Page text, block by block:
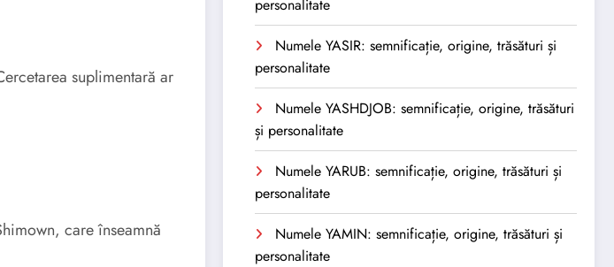
suplimentară ar
care înseamnă
personalitate
Numele YASIR: semnificație, origine, trăsături și
personalitate
Numele YASHDJOB: semnificație, origine, trăsături
și personalitate
Numele YARUB: semnificație, origine, trăsături și
personalitate
Numele YAMIN: semnificație, origine, trăsături și
personalitate